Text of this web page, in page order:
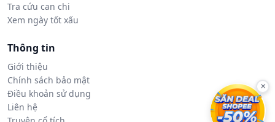
Tra cứu can chi
Xem ngày tốt xấu
Thông tin
Giới thiệu
Chính sách bảo mật
Điều khoản sử dụng
Liên hệ
×